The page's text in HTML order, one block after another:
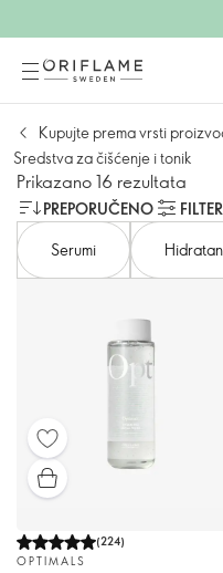
Kupujte prema vrsti
Sredstva za čišćenje i tonik
Prikazano 16 rezultata
PREPORUČENO
FILTER
Serumi
(224)
OPTIMALS